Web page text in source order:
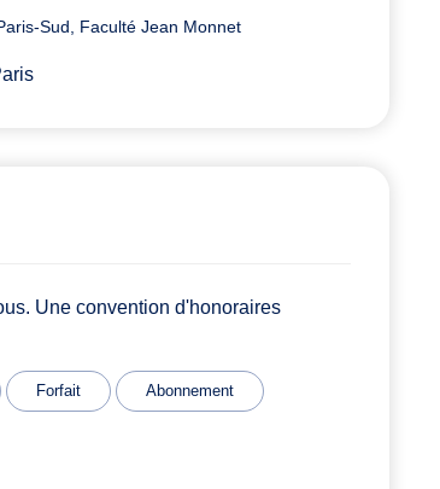
Sud, Faculté Jean Monnet
Une convention d'honoraires
Forfait Abonnement